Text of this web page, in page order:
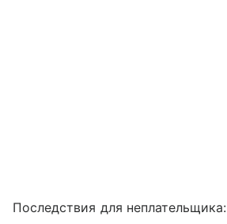
Последствия для неплательщика: